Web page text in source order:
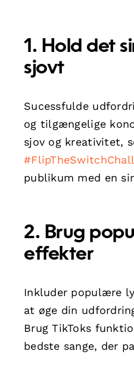
1. Hold det
sjovt
Sucessfulde
og tilgængelige
sjov og kreativitet,
publikum med en
2. Brug
effekter
Inkluder populære
at øge din
Brug TikToks
bedste sange, der